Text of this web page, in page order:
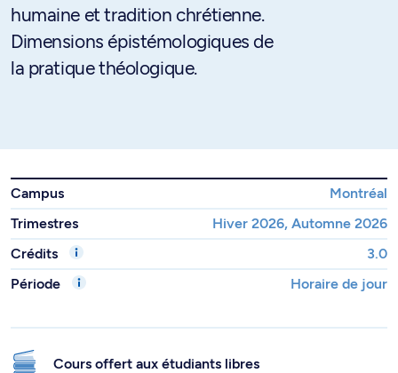
humaine et tradition chrétienne.
Dimensions épistémologiques de
la pratique théologique.
Campus
Montréal
Trimestres
Hiver 2026, Automne 2026
Crédits
3.0
Période
Horaire de jour
Cours offert aux étudiants libres